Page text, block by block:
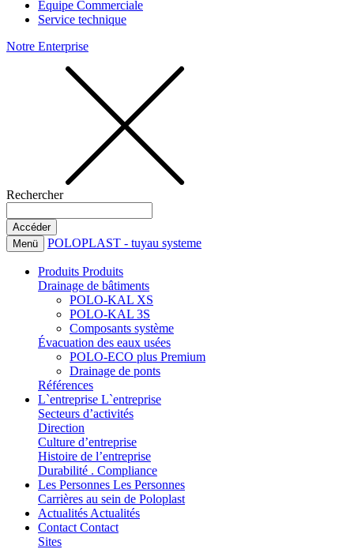
Équipe Commerciale
Service technique
Notre Enterprise
Rechercher
Menü POLOPLAST - tuyau systeme
Produits Produits
Drainage de bâtiments
POLO-KAL XS
POLO-KAL 3S
Composants système
Évacuation des eaux usées
POLO-ECO plus Premium
Drainage de ponts
Références
L`entreprise L`entreprise
Secteurs d’activités
Direction
Culture d’entreprise
Histoire de l’entreprise
Durabilité . Compliance
Les Personnes Les Personnes
Carrières au sein de Poloplast
Actualités Actualités
Contact Contact
Sites